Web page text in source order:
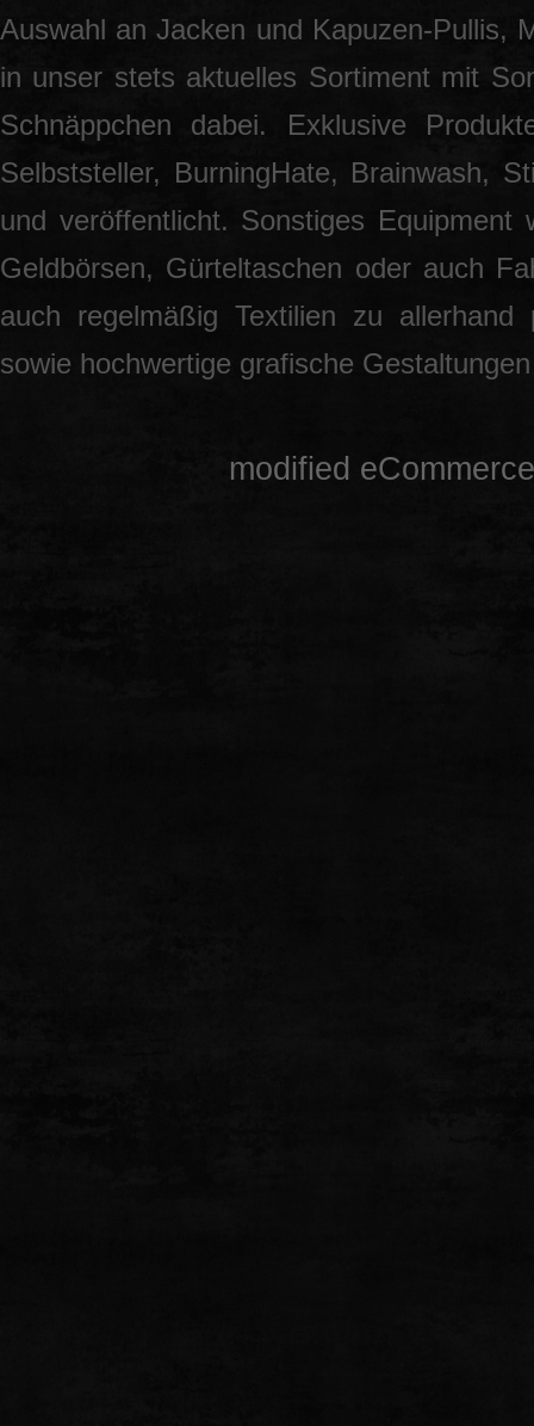
Auswahl an Jacken und Kapuzen-Pullis,
in unser stets aktuelles Sortiment mit
Schnäppchen dabei. Exklusive
Selbststeller, BurningHate, Brainwash,
und veröffentlicht. Sonstiges Equipment
Geldbörsen, Gürteltaschen oder auch
auch regelmäßig Textilien zu allerhand
sowie hochwertige grafische
mod ified